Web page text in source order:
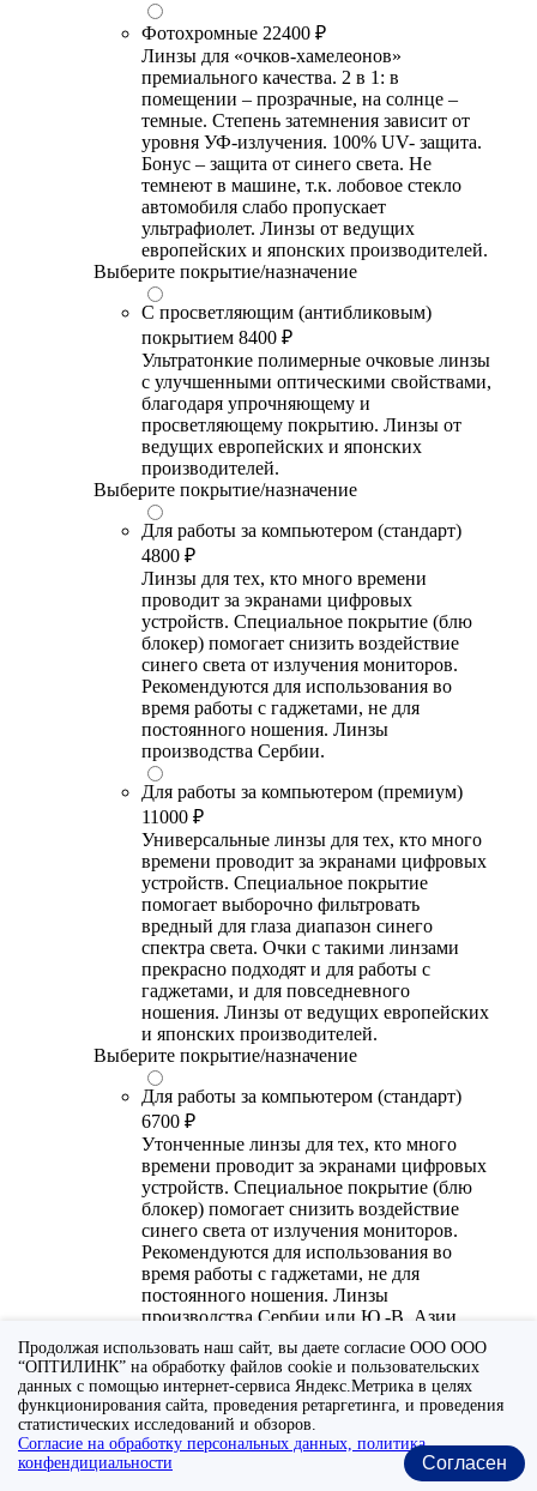
Фотохромные 22400 ₽
Линзы для «очков-хамелеонов»
премиального качества. 2 в 1: в
помещении – прозрачные, на солнце –
темные. Степень затемнения зависит от
уровня УФ-излучения. 100% UV- защита.
Бонус – защита от синего света. Не
темнеют в машине, т.к. лобовое стекло
автомобиля слабо пропускает
ультрафиолет. Линзы от ведущих
европейских и японских производителей.
Выберите покрытие/назначение
С просветляющим (антибликовым)
покрытием 8400 ₽
Ультратонкие полимерные очковые линзы
с улучшенными оптическими свойствами,
благодаря упрочняющему и
просветляющему покрытию. Линзы от
ведущих европейских и японских
производителей.
Выберите покрытие/назначение
Для работы за компьютером (стандарт)
4800 ₽
Линзы для тех, кто много времени
проводит за экранами цифровых
устройств. Специальное покрытие (блю
блокер) помогает снизить воздействие
синего света от излучения мониторов.
Рекомендуются для использования во
время работы с гаджетами, не для
постоянного ношения. Линзы
производства Сербии.
Для работы за компьютером (премиум)
11000 ₽
Универсальные линзы для тех, кто много
времени проводит за экранами цифровых
устройств. Специальное покрытие
помогает выборочно фильтровать
вредный для глаза диапазон синего
спектра света. Очки с такими линзами
прекрасно подходят и для работы с
гаджетами, и для повседневного
ношения. Линзы от ведущих европейских
и японских производителей.
Выберите покрытие/назначение
Для работы за компьютером (стандарт)
6700 ₽
Утонченные линзы для тех, кто много
времени проводит за экранами цифровых
устройств. Специальное покрытие (блю
блокер) помогает снизить воздействие
синего света от излучения мониторов.
Рекомендуются для использования во
время работы с гаджетами, не для
постоянного ношения. Линзы
производства Сербии или Ю.-В. Азии.
Для работы за компьютером (премиум)
20300 ₽
Универсальные утонченные линзы для
тех, кто много времени проводит за
экранами цифровых устройств.
Специальное покрытие помогает
Продолжая использовать наш сайт, вы даете согласие ООО ООО
“ОПТИЛИНК” на обработку файлов cookie и пользовательских
данных с помощью интернет-сервиса Яндекс.Метрика в целях
функционирования сайта, проведения ретаргетинга, и проведения
статистических исследований и обзоров.
Согласие на обработку персональных данных, политика
конфендициальности
Согласен